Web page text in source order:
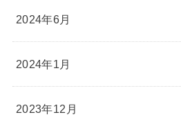
2024年6月
2024年1月
2023年12月